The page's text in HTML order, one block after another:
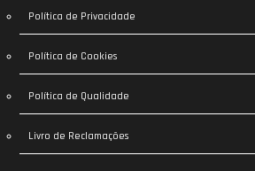
Política de Privacidade
Política de Cookies
Política de Qualidade
Livro de Reclamações